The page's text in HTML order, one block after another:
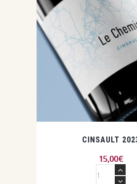
CINSAULT
15,00€
quantité
de